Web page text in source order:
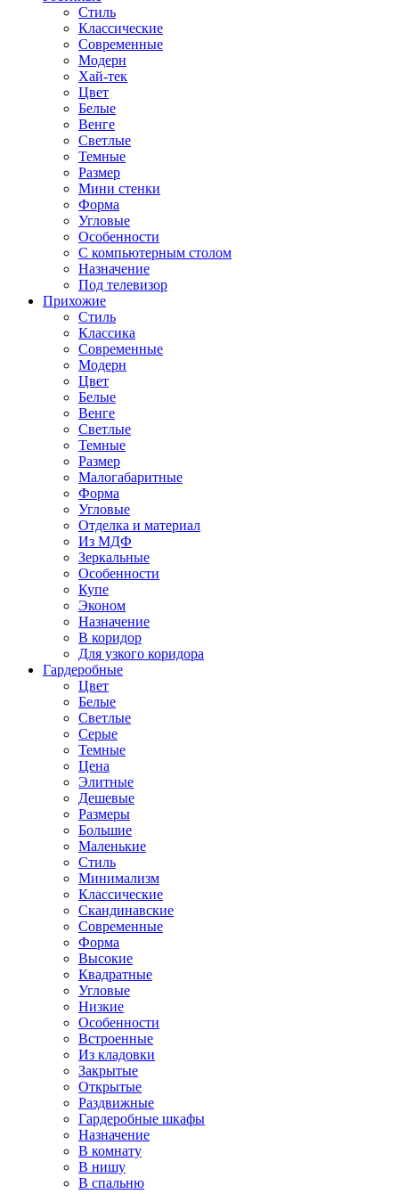
Стиль
Классические
Современные
Модерн
Хай-тек
Цвет
Белые
Венге
Светлые
Темные
Размер
Мини стенки
Форма
Угловые
Особенности
С компьютерным столом
Назначение
Под телевизор
Прихожие
Стиль
Классика
Современные
Модерн
Цвет
Белые
Венге
Светлые
Темные
Размер
Малогабаритные
Форма
Угловые
Отделка и материал
Из МДФ
Зеркальные
Особенности
Купе
Эконом
Назначение
В коридор
Для узкого коридора
Гардеробные
Цвет
Белые
Светлые
Серые
Темные
Цена
Элитные
Дешевые
Размеры
Большие
Маленькие
Стиль
Минимализм
Классические
Скандинавские
Современные
Форма
Высокие
Квадратные
Угловые
Низкие
Особенности
Встроенные
Из кладовки
Закрытые
Открытые
Раздвижные
Гардеробные шкафы
Назначение
В комнату
В нишу
В спальню